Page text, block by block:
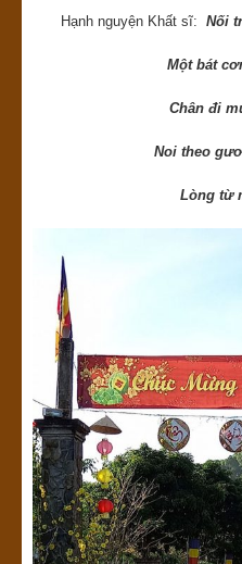
Hạnh nguyện Khất sĩ: Nối
Một bát
Chân đi
Noi theo
Lòng từ